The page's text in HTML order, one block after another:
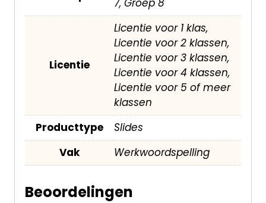
Licentie
Licentie voor 1 klas,
Licentie voor 2 klassen,
Licentie voor 3 klassen,
Licentie voor 4 klassen,
Licentie voor 5 of meer
klassen
Producttype
Slides
Vak
Werkwoordspelling
Beoordelingen